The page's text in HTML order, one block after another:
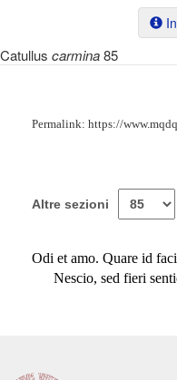
Catullus carmina85
Permalink: https://
Altre sezioni
Odi et amo. Quare id
Nescio, sed fieri